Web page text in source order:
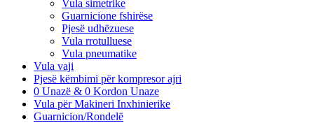
Vula simetrike
Guarnicione fshirëse
Pjesë udhëzuese
Vula rrotulluese
Vula pneumatike
Vula vaji
Pjesë këmbimi për kompresor ajri
0 Unazë & 0 Kordon Unaze
Vula për Makineri Inxhinierike
Guarnicion/Rondelë